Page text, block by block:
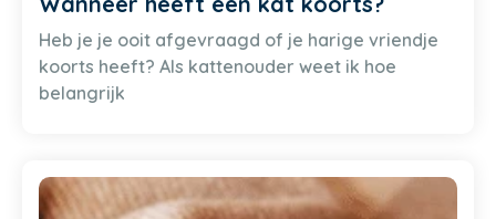
Heb je je ooit afgevraagd of je harige vriendje
koorts heeft? Als kattenouder weet ik hoe
belangrijk